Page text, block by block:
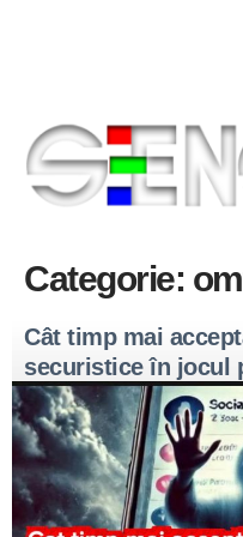
Categorie:
Cât timp mai
securistice în jocul